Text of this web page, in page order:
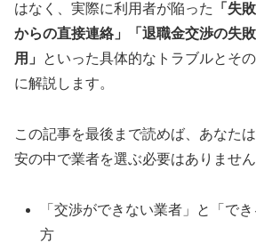
はなく、実際に利用者が陥った
「失
からの直接連絡」「退職金交渉の失
用」
といった具体的なトラブルとそ
に解説します。
この記事を最後まで読めば、あなた
安の中で業者を選ぶ必要はありません
「交渉ができない業者」と「で
方